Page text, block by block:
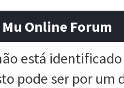
Mu Online Forum
está
pode ser por um